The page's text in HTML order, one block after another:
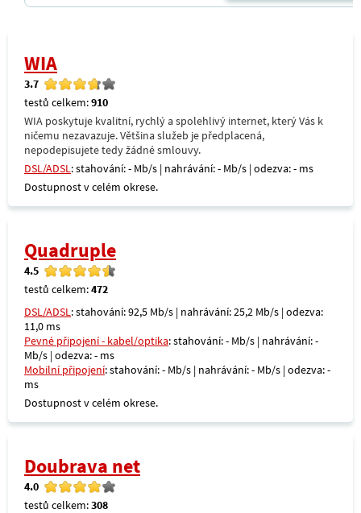
WIA
3.7
testů celkem:910
WIA poskytuje kvalitní, rychlý a spolehlivý internet, který Vás k
ničemu nezavazuje. Většina služeb je předplacená,
nepodepisujete tedy žádné smlouvy.
DSL/ADSL: stahování: - Mb/s | nahrávání: - Mb/s | odezva: - ms
Dostupnost v celém okrese.
Quadruple
4.5
testů celkem:472
DSL/ADSL: stahování: 92,5 Mb/s | nahrávání: 25,2 Mb/s | odezva:
11,0 ms
Pevné připojení - kabel/optika: stahování: - Mb/s | nahrávání: -
Mb/s | odezva: - ms
Mobilní připojení: stahování: - Mb/s | nahrávání: - Mb/s | odezva: -
ms
Dostupnost v celém okrese.
Doubrava net
4.0
testů celkem:308